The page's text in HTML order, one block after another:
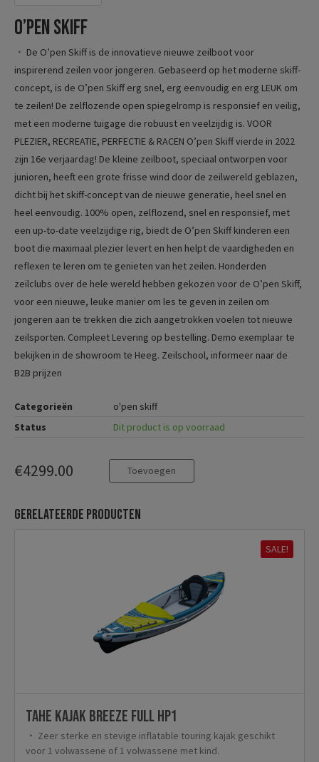
O’pen Skiff
De O’pen Skiff is de innovatieve nieuwe zeilboot voor
inspirerend zeilen voor jongeren. Gebaseerd op het moderne skiff-
concept, is de O’pen Skiff erg snel, erg eenvoudig en erg LEUK om
te zeilen! De zelflozende open spiegelromp is responsief en veilig,
met een moderne tuigage die robuust en veelzijdig is. VOOR
PLEZIER, RECREATIE, PERFECTIE & RACEN O’pen Skiff vierde in 2022
zijn 16e verjaardag! De kleine zeilboot, speciaal ontworpen voor
junioren, heeft een grote frisse wind door de zeilwereld geblazen,
dicht bij het skiff-concept van de nieuwe generatie, heel snel en
heel eenvoudig. 100% open, zelflozend, snel en responsief, met
een up-to-date veelzijdige rig, biedt de O’pen Skiff kinderen een
boot die maximaal plezier levert en hen helpt de vaardigheden en
reflexen te leren om te genieten van het zeilen. Honderden
zeilclubs over de hele wereld hebben gekozen voor de O’pen Skiff,
voor een nieuwe, leuke manier om les te geven in zeilen om
jongeren aan te trekken die zich aangetrokken voelen tot nieuwe
zeilsporten. Compleet Levering op bestelling. Demo exemplaar te
bekijken in de showroom te Heeg. Zeilschool, informeer naar de
B2B prijzen
Categorieën
o'pen skiff
Status
Dit product is op voorraad
€4299.00 Toevoegen
Gerelateerde producten
SALE!
TAHE Kajak Breeze Full HP1
Zeer sterke en stevige inflatable touring kajak geschikt
voor 1 volwassene of 1 volwassene met kind.